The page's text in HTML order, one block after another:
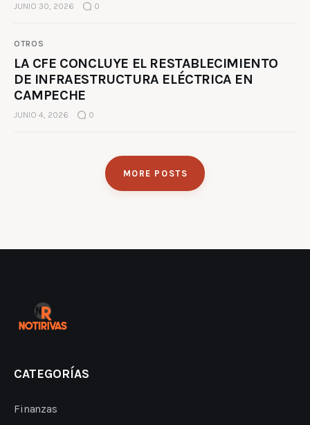
JUNIO 30, 2026 0
OTROS
LA CFE CONCLUYE EL RESTABLECIMIENTO
DE INFRAESTRUCTURA ELÉCTRICA EN
CAMPECHE
JUNIO 4, 2026 0
MORE POSTS
CATEGORÍAS
Finanzas